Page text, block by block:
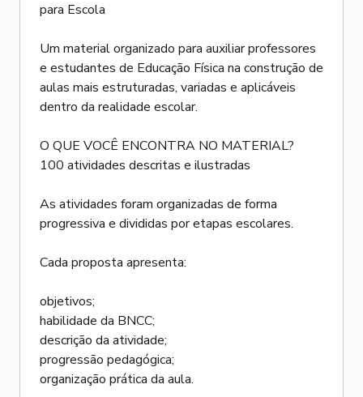
para Escola
Um material organizado para auxiliar professores
e estudantes de Educação Física na construção de
aulas mais estruturadas, variadas e aplicáveis
dentro da realidade escolar.
O QUE VOCÊ ENCONTRA NO MATERIAL?
100 atividades descritas e ilustradas
As atividades foram organizadas de forma
progressiva e divididas por etapas escolares.
Cada proposta apresenta:
objetivos;
habilidade da BNCC;
descrição da atividade;
progressão pedagógica;
organização prática da aula.